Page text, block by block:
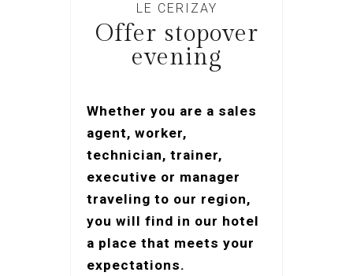
LE CERIZAY
Offer stopover
evening
Whether you are a sales
agent, worker,
technician, trainer,
executive or manager
traveling to our region,
you will find in our hotel
a place that meets your
expectations.